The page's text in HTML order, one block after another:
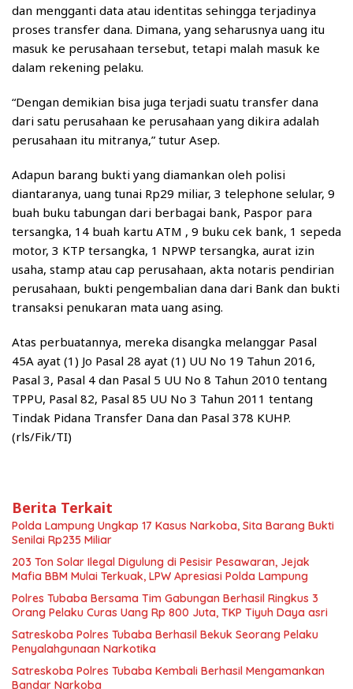
dan mengganti data atau identitas sehingga terjadinya
proses transfer dana. Dimana, yang seharusnya uang itu
masuk ke perusahaan tersebut, tetapi malah masuk ke
dalam rekening pelaku.
“Dengan demikian bisa juga terjadi suatu transfer dana
dari satu perusahaan ke perusahaan yang dikira adalah
perusahaan itu mitranya,” tutur Asep.
Adapun barang bukti yang diamankan oleh polisi
diantaranya, uang tunai Rp29 miliar, 3 telephone selular, 9
buah buku tabungan dari berbagai bank, Paspor para
tersangka, 14 buah kartu ATM , 9 buku cek bank, 1 sepeda
motor, 3 KTP tersangka, 1 NPWP tersangka, aurat izin
usaha, stamp atau cap perusahaan, akta notaris pendirian
perusahaan, bukti pengembalian dana dari Bank dan bukti
transaksi penukaran mata uang asing.
Atas perbuatannya, mereka disangka melanggar Pasal
45A ayat (1) Jo Pasal 28 ayat (1) UU No 19 Tahun 2016,
Pasal 3, Pasal 4 dan Pasal 5 UU No 8 Tahun 2010 tentang
TPPU, Pasal 82, Pasal 85 UU No 3 Tahun 2011 tentang
Tindak Pidana Transfer Dana dan Pasal 378 KUHP.
(rls/Fik/TI)
Berita Terkait
Polda Lampung Ungkap 17 Kasus Narkoba, Sita Barang Bukti
Senilai Rp235 Miliar
203 Ton Solar Ilegal Digulung di Pesisir Pesawaran, Jejak
Mafia BBM Mulai Terkuak, LPW Apresiasi Polda Lampung
Polres Tubaba Bersama Tim Gabungan Berhasil Ringkus 3
Orang Pelaku Curas Uang Rp 800 Juta, TKP Tiyuh Daya asri
Satreskoba Polres Tubaba Berhasil Bekuk Seorang Pelaku
Penyalahgunaan Narkotika
Satreskoba Polres Tubaba Kembali Berhasil Mengamankan
Bandar Narkoba